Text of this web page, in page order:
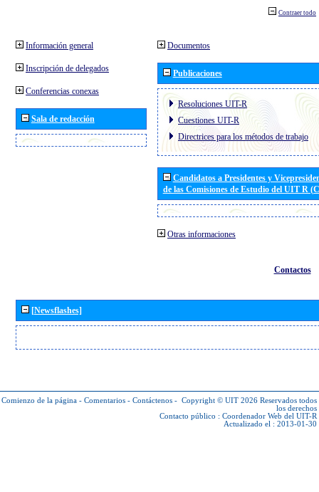
Contraer todo
Información general
Inscripción de delegados
Conferencias conexas
Sala de redacción
Documentos
Publicaciones
Resoluciones UIT-R
Cuestiones UIT-R
Directrices para los métodos de trabajo
Candidatos a Presidentes y
de las Comisiones de Estudio del UIT R
Otras informaciones
Contactos
[Newsflashes]
Comienzo de la página - Comentarios - Contáctenos - Copyright © UIT 2026 Reservados todos
los derechos
Contacto público : Coordenador Web del UIT-R
Actualizado el : 2013-01-30